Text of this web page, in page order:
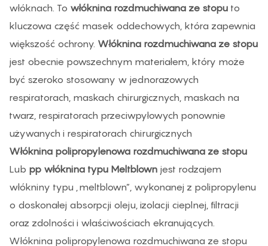
włóknach. To włóknina rozdmuchiwana ze stopu to
kluczowa część masek oddechowych, która zapewnia
większość ochrony. Włóknina rozdmuchiwana ze stopu
jest obecnie powszechnym materiałem, który może
być szeroko stosowany w jednorazowych
respiratorach, maskach chirurgicznych, maskach na
twarz, respiratorach przeciwpyłowych ponownie
używanych i respiratorach chirurgicznych
Włóknina polipropylenowa rozdmuchiwana ze stopu
Lub pp włóknina typu Meltblown jest rodzajem
włókniny typu „meltblown”, wykonanej z polipropylenu
o doskonałej absorpcji oleju, izolacji cieplnej, filtracji
oraz zdolności i właściwościach ekranujących.
Włóknina polipropylenowa rozdmuchiwana ze stopu